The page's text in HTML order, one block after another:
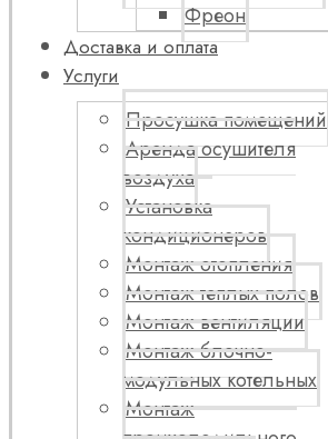
Фреон
Доставка и оплата
Услуги
Просушка помещений
Аренда осушителя
воздуха
Установка
кондиционеров
Монтаж отопления
Монтаж теплых полов
Монтаж вентиляции
Монтаж блочно-
модульных котельных
Монтаж